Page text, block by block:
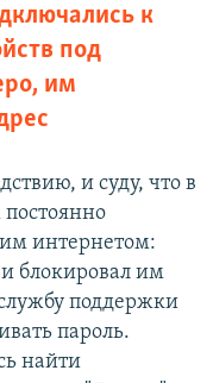
к
под
им
и суду, что в
постоянно
интернетом:
блокировал им
поддержки
пароль.
найти